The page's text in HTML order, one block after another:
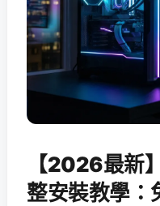
【2026最新
整安裝教學：